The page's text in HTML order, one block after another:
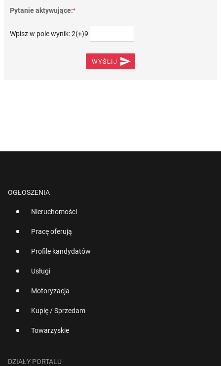
Pytanie aktywujące:*
Wpisz w pole wynik: 2(+)9
WYŚLIJ 
OGŁOSZENIA
Nieruchomości
Pracę oferują
Profile kandydatów
Usługi
Motoryzacja
Kupię / Sprzedam
Towarzyskie
DZIAŁY PORTALU